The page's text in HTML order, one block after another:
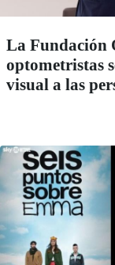
La Fundación
optometristas
visual a las